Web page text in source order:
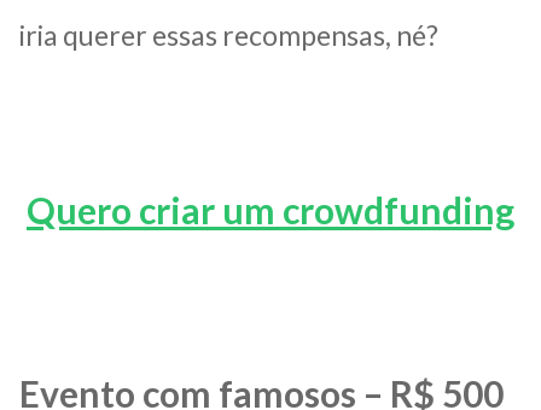
iria querer essas recompensas, né?
Quero criar um crowdfunding
Evento com famosos – R$ 500